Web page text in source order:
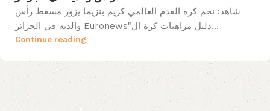
شاهد: نجم كرة القدم العالمي كريم بنزيما يزور مسقط رأس
والديه في الجزائر Euronews"دليل مراهنات كرة ال...
Continue reading